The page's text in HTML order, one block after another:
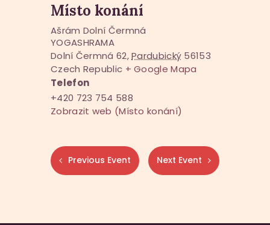
Místo konání
Ašrám Dolní Čermná
YOGASHRAMA
Dolní Čermná 62, Pardubický 56153
Czech Republic + Google Mapa
Telefon
+420 723 754 588
Zobrazit web (Místo konání)
Previous Event Next Event